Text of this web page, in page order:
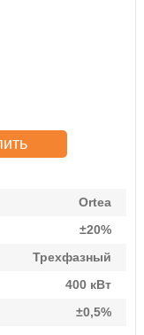
Ortea
±20%
Трехфазный
400 кВт
±0,5%